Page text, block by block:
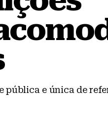
e única de